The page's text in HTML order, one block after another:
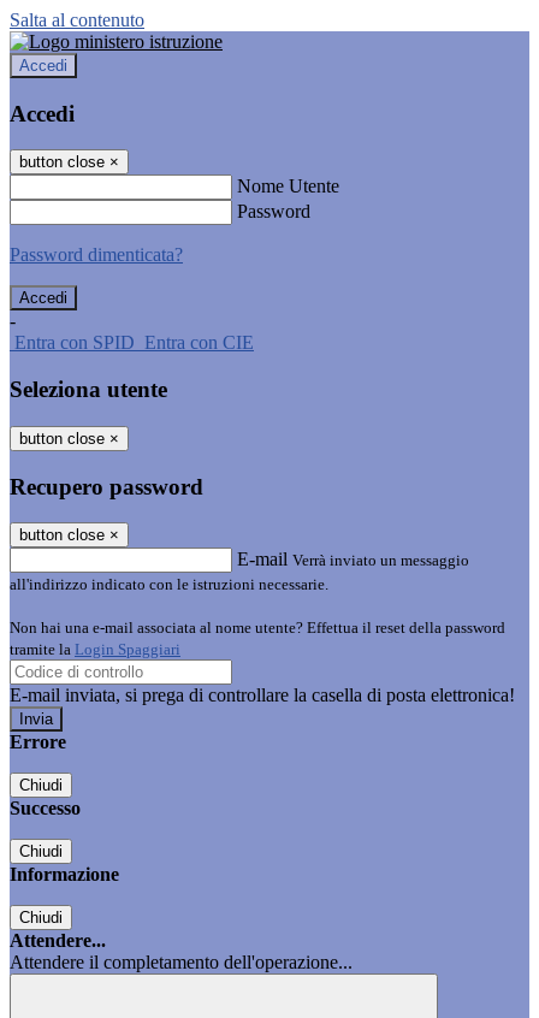
Salta al contenuto
Accedi
Accedi
button close ×
Nome Utente
Password
Password dimenticata?
-
Entra con SPID Entra con CIE
Seleziona utente
button close ×
Recupero password
button close ×
E-mail Verrà inviato un messaggio
all'indirizzo indicato con le istruzioni necessarie.
Non hai una e-mail associata al nome utente? Effettua il reset della password
tramite la Login Spaggiari
E-mail inviata, si prega di controllare la casella di posta elettronica!
Errore
Chiudi
Successo
Chiudi
Informazione
Chiudi
Attendere...
Attendere il completamento dell'operazione...